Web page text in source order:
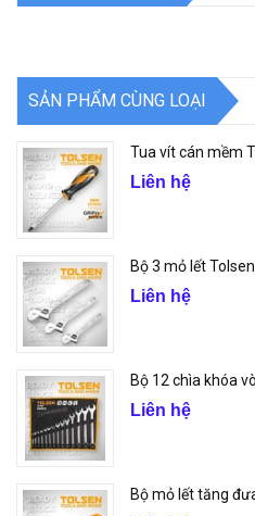
SẢN PHẨM CÙNG LOẠI
Tua vít cán mềm
Liên hệ
Bộ 3 mỏ lết
Liên hệ
Bộ 12 chìa khóa
Liên hệ
Bộ mỏ lết tăng